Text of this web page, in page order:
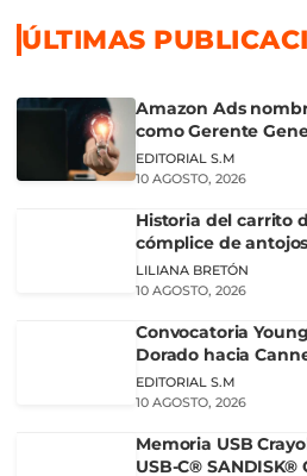
ÚLTIMAS
Amazon Ads
como Gerente
EDITORIAL S.M
10 AGOSTO, 2026
Historia del carrito
cómplice de antojos
LILIANA BRETÓN
10 AGOSTO, 2026
Convocatoria
Dorado hacia
EDITORIAL S.M
10 AGOSTO, 2026
Memoria USB
USB-C®